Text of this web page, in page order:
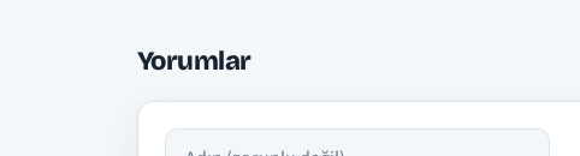
Yorumlar
Adın
Yorumun